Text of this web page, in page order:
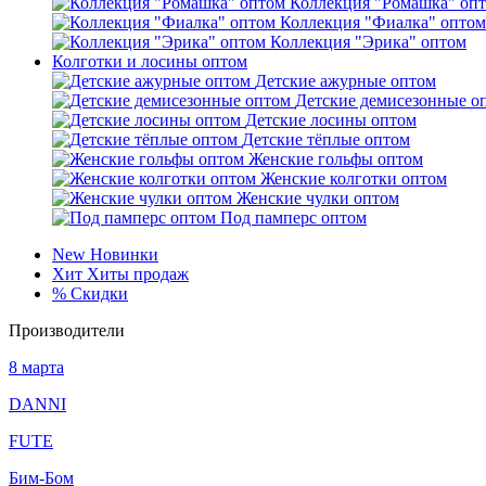
Коллекция "Фиалка" оптом
Коллекция "Эрика" оптом
Колготки и лосины оптом
Детские ажурные оптом
Детские демисезонные
Детские лосины оптом
Детские тёплые оптом
Женские гольфы оптом
Женские колготки оптом
Женские чулки оптом
Под памперс оптом
New Новинки
Хит Хиты продаж
% Скидки
Производители
8 марта
DANNI
FUTE
Бим-Бом